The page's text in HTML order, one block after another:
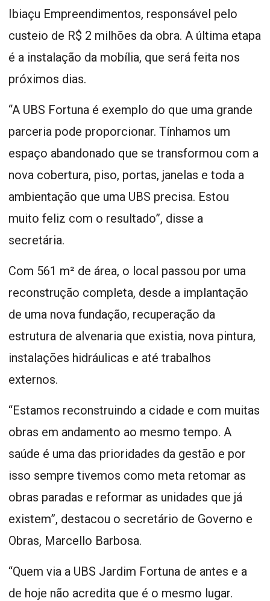
Ibiaçu Empreendimentos, responsável pelo
custeio de R$ 2 milhões da obra. A última etapa
é a instalação da mobília, que será feita nos
próximos dias.
“A UBS Fortuna é exemplo do que uma grande
parceria pode proporcionar. Tínhamos um
espaço abandonado que se transformou com a
nova cobertura, piso, portas, janelas e toda a
ambientação que uma UBS precisa. Estou
muito feliz com o resultado”, disse a
secretária.
Com 561 m² de área, o local passou por uma
reconstrução completa, desde a implantação
de uma nova fundação, recuperação da
estrutura de alvenaria que existia, nova pintura,
instalações hidráulicas e até trabalhos
externos.
“Estamos reconstruindo a cidade e com muitas
obras em andamento ao mesmo tempo. A
saúde é uma das prioridades da gestão e por
isso sempre tivemos como meta retomar as
obras paradas e reformar as unidades que já
existem”, destacou o secretário de Governo e
Obras, Marcello Barbosa.
“Quem via a UBS Jardim Fortuna de antes e a
de hoje não acredita que é o mesmo lugar.